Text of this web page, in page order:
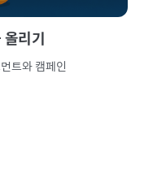
리기
트와 캠페인